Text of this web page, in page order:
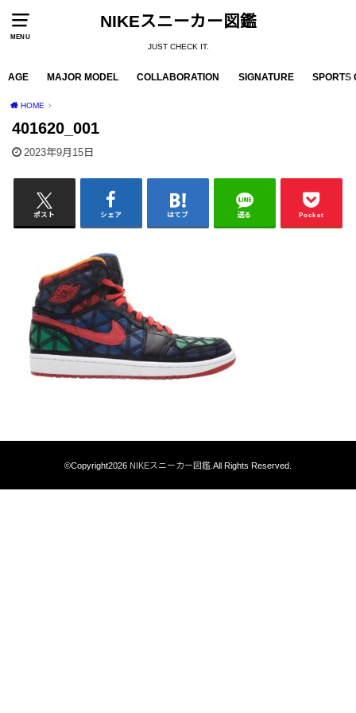
MENU
NIKEスニーカー図鑑
JUST CHECK IT.
AGE MAJOR MODEL COLLABORATION SIGNATURE SPORTS
HOME
401620_001
2023年9月15日
ポスト シェア はてブ 送る Pocket
©Copyright2026 NIKEスニーカー図鑑.All Rights Reserved.